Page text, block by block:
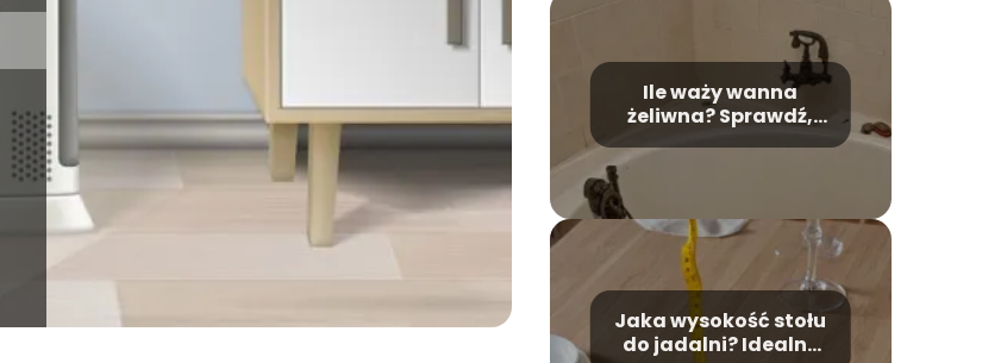
Ile waży wanna
żeliwna? Sprawdź,
Jaka wysokość stołu
do jadalni? Idealne